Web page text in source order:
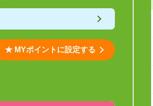
★ MYポイントに設定する